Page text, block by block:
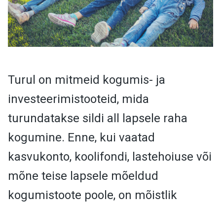
Turul on mitmeid kogumis- ja
investeerimistooteid, mida
turundatakse sildi all lapsele raha
kogumine. Enne, kui vaatad
kasvukonto, koolifondi, lastehoiuse või
mõne teise lapsele mõeldud
kogumistoote poole, on mõistlik